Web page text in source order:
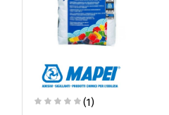
(1)